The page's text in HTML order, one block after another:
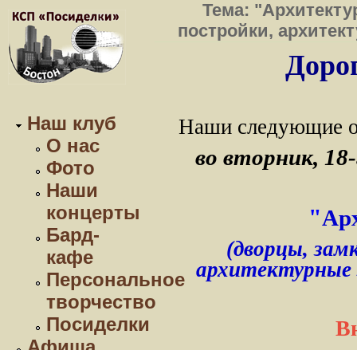
Наш клуб
О нас
Фото
Наши
концерты
Бард-
кафе
Персональное
творчество
Посиделки
Тема:
постройки,
Наши следующие
во вторник,
"
(дворцы,